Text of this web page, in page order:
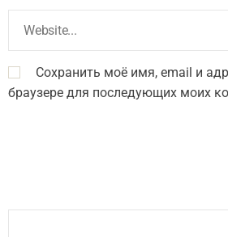
Сохранить моё имя, email и
браузере для последующих моих